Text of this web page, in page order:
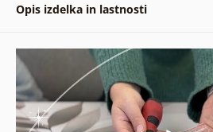
Opis izdelka in lastnosti